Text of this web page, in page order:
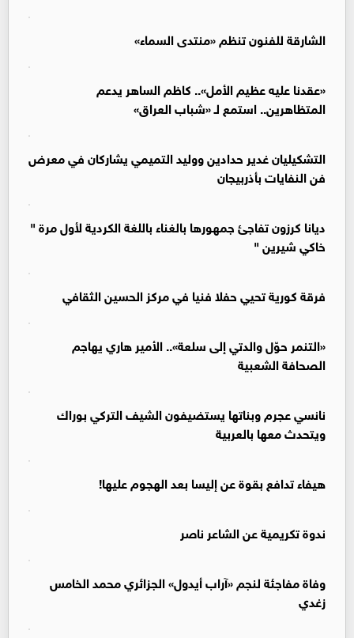
الشارقة للفنون تنظم «منتدى السماء»
«عقدنا عليه عظيم الأمل».. كاظم الساهر يدعم
المتظاهرين.. استمع لـ «شباب العراق»
التشكيليان غدير حدادين ووليد التميمي يشاركان في معرض
فن النفايات بأذربيجان
ديانا كرزون تفاجئ جمهورها بالغناء باللغة الكردية لأول مرة "
خاكي شيرين "
فرقة كورية تحيي حفلا فنيا في مركز الحسين الثقافي
«التنمر حوّل والدتي إلى سلعة».. الأمير هاري يهاجم
الصحافة الشعبية
نانسي عجرم وبناتها يستضيفون الشيف التركي بوراك
ويتحدث معها بالعربية
هيفاء تدافع بقوة عن إليسا بعد الهجوم عليها!
ندوة تكريمية عن الشاعر ناصر
وفاة مفاجئة لنجم «آراب أيدول» الجزائري محمد الخامس
زغدي